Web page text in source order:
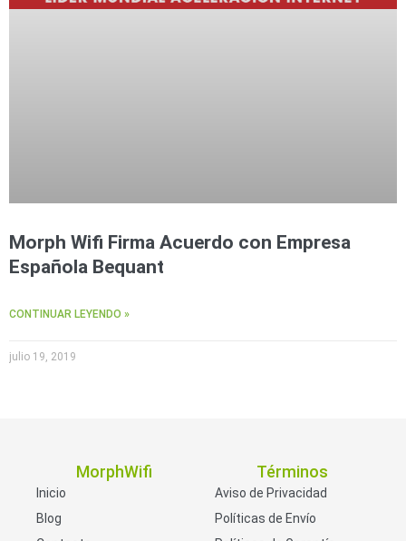
Morph Wifi Firma Acuerdo con Empresa
Española Bequant
CONTINUAR LEYENDO »
julio 19, 2019
MorphWifi
Inicio
Blog
Términos
Aviso de Privacidad
Políticas de Envío